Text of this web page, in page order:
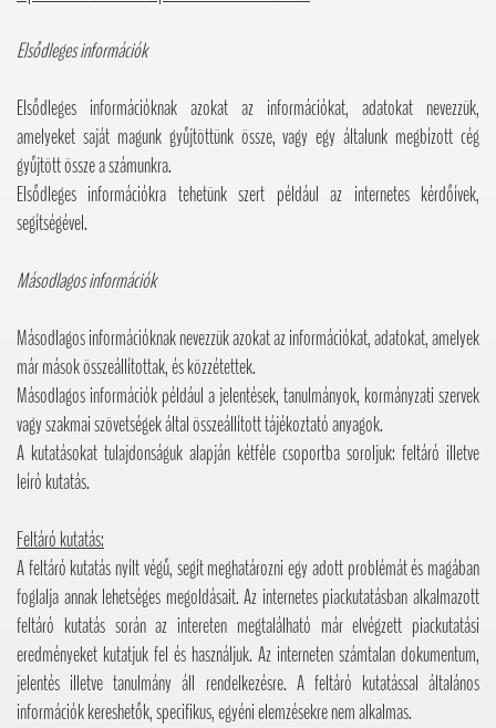
Elsődleges információk
Elsődleges információknak azokat az információkat, adatokat nevezzük,
amelyeket saját magunk gyűjtöttünk össze, vagy egy általunk megbízott cég
gyűjtött össze a számunkra.
Elsődleges információkra tehetünk szert például az internetes kérdőívek,
segítségével.
Másodlagos információk
Másodlagos információknak nevezzük azokat az információkat, adatokat, amelyek
már mások összeállítottak, és közzétettek.
Másodlagos információk például a jelentések, tanulmányok, kormányzati szervek
vagy szakmai szövetségek által összeállított tájékoztató anyagok.
A kutatásokat tulajdonságuk alapján kétféle csoportba soroljuk: feltáró illetve
leíró kutatás.
Feltáró kutatás:
A feltáró kutatás nyílt végű, segít meghatározni egy adott problémát és magában
foglalja annak lehetséges megoldásait. Az internetes piackutatásban alkalmazott
feltáró kutatás során az intereten megtalálható már elvégzett piackutatási
eredményeket kutatjuk fel és használjuk. Az interneten számtalan dokumentum,
jelentés illetve tanulmány áll rendelkezésre. A feltáró kutatással általános
információk kereshetők, specifikus, egyéni elemzésekre nem alkalmas.